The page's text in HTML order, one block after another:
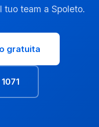
tuo team a Spoleto.
gratuita